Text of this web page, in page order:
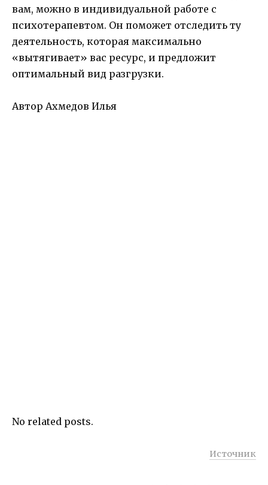
вам, можно в индивидуальной работе с
психотерапевтом. Он поможет отследить ту
деятельность, которая максимально
«вытягивает» вас ресурс, и предложит
оптимальный вид разгрузки.
Автор Ахмедов Илья
No related posts.
Источник